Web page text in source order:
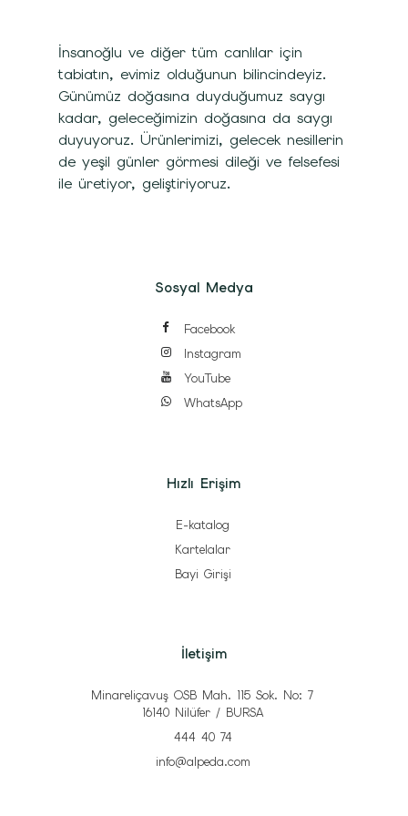
İnsanoğlu ve diğer tüm canlılar için
tabiatın, evimiz olduğunun bilincindeyiz.
Günümüz doğasına duyduğumuz saygı
kadar, geleceğimizin doğasına da saygı
duyuyoruz. Ürünlerimizi, gelecek nesillerin
de yeşil günler görmesi dileği ve felsefesi
ile üretiyor, geliştiriyoruz.
Sosyal Medya
Facebook
Instagram
YouTube
WhatsApp
Hızlı Erişim
E-katalog
Kartelalar
Bayi Girişi
İletişim
Minareliçavuş OSB Mah. 115 Sok. No: 7
16140 Nilüfer / BURSA
444 40 74
info@alpeda.com